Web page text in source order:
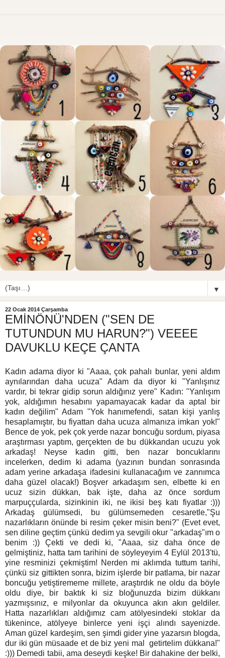
▼
22 Ocak 2014 Çarşamba
EMİNÖNÜ'NDEN ("SEN DE
TUTUNDUN MU HARUN?") VEEEE
DAVUKLU KEÇE ÇANTA
Kadın adama diyor ki "Aaaa, çok pahalı bunlar, yeni aldım
aynılarından daha ucuza" Adam da diyor ki "Yanlışınız
vardır, bi tekrar gidip sorun aldığınız yere" Kadın: "Yanlışım
yok, aldığımın hesabını yapamayacak kadar da aptal bir
kadın değilim" Adam "Yok hanımefendi, satan kişi yanlış
hesaplamıştır, bu fiyattan daha ucuza almanıza imkan yok!"
Bence de yok, pek çok yerde nazar boncuğu sordum, piyasa
araştırması yaptım, gerçekten de bu dükkandan ucuzu yok
arkadaş! Neyse kadın gitti, ben nazar boncuklarını
incelerken, dedim ki adama (yazının bundan sonrasında
adam yerine arkadaşa ifadesini kullanacağım ve zannımca
daha güzel olacak!) Boşver arkadaşım sen, elbette ki en
ucuz sizin dükkan, bak işte, daha az önce sordum
marpuççularda, sizinkinin iki, ne ikisi beş katı fiyatlar :)))
Arkadaş gülümsedi, bu gülümsemeden cesaretle,"Şu
nazarlıkların önünde bi resim çeker misin beni?" (Evet evet,
sen diline geçtim çünkü dedim ya sevgili okur "arkadaş"ım o
benim :)) Çekti ve dedi ki, "Aaaa, siz daha önce de
gelmiştiniz, hatta tam tarihini de söyleyeyim 4 Eylül 2013'tü,
yine resminizi çekmiştim! Nerden mi aklımda tuttum tarihi,
çünkü siz gittikten sonra, bizim işlerde bir patlama, bir nazar
boncuğu yetiştirememe millete, araştırdık ne oldu da böyle
oldu diye, bir baktık ki siz bloğunuzda bizim dükkanı
yazmışsınız, e milyonlar da okuyunca akın akın geldiler.
Hatta nazarlıkları aldığımız cam atölyesindeki stoklar da
tükenince, atölyeye binlerce yeni işçi alındı sayenizde.
Aman güzel kardeşim, sen şimdi gider yine yazarsın blogda,
dur iki gün müsaade et de biz yeni mal getirtelim dükkana!"
:))) Demedi tabii, ama deseydi keşke! Bir dahakine der belki,